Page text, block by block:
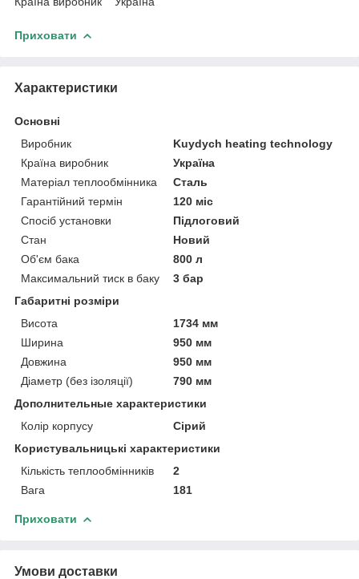
Приховати
Характеристики
Основні
Виробник
Kuydych heating technology
Країна виробник
Україна
Матеріал теплообмінника
Сталь
Гарантійний термін
120 міс
Спосіб установки
Підлоговий
Стан
Новий
Об'єм бака
800 л
Максимальний тиск в баку
3 бар
Габаритні розміри
Висота
1734 мм
Ширина
950 мм
Довжина
950 мм
Діаметр (без ізоляції)
790 мм
Дополнительные характеристики
Колір корпусу
Сірий
Користувальницькі характеристики
Кількість теплообмінників
2
Вага
181
Приховати
Умови доставки